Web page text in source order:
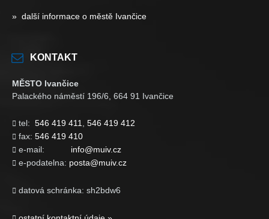
» další informace o městě Ivančice
KONTAKT
MĚSTO Ivančice
Palackého náměstí 196/6, 664 91 Ivančice
 tel: 546 419 411 546 419 412
 fax: 546 419 410
 e-mail: info@muiv.cz
 e-podatelna: posta@muiv.cz
 datová schránka: sh2bdw6